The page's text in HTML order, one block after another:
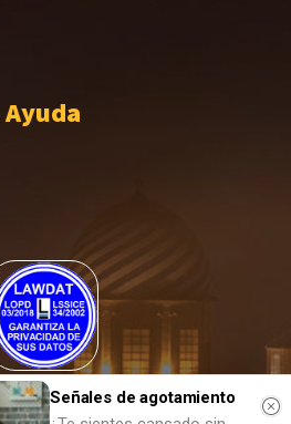
Ayuda
un grado más de compromiso en el
de sus datos.
Señales de agotamiento